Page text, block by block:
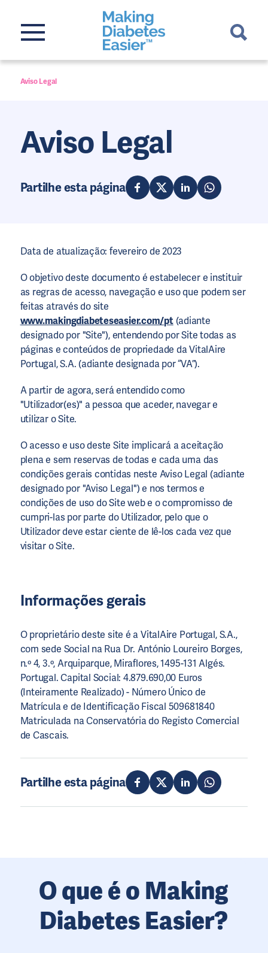
Aviso Legal
Aviso Legal
Partilhe esta página
Data de atualização: fevereiro de 2023
O objetivo deste documento é estabelecer e instituir
as regras de acesso, navegação e uso que podem ser
feitas através do site
www.makingdiabeteseasier.com/pt(adiante
designado por "Site"), entendendo por Site todas as
páginas e conteúdos de propriedade da VitalAire
Portugal, S.A. (adiante designada por “VA”).
A partir de agora, será entendido como
"Utilizador(es)" a pessoa que aceder, navegar e
utilizar o Site.
O acesso e uso deste Site implicará a aceitação
plena e sem reservas de todas e cada uma das
condições gerais contidas neste Aviso Legal (adiante
designado por "Aviso Legal") e nos termos e
condições de uso do Site web e o compromisso de
cumpri-las por parte do Utilizador, pelo que o
Utilizador deve estar ciente de lê-los cada vez que
visitar o Site.
Informações gerais
O proprietário deste site é a VitalAire Portugal, S.A.,
com sede Social na Rua Dr. António Loureiro Borges,
n.º 4, 3.º, Arquiparque, Miraflores, 1495-131 Algés.
Portugal. Capital Social: 4.879.690,00 Euros
(Inteiramente Realizado) - Número Único de
Matrícula e de Identificação Fiscal 509681840
Matriculada na Conservatória do Registo Comercial
de Cascais.
Partilhe esta página
O que é o Making
Diabetes Easier?